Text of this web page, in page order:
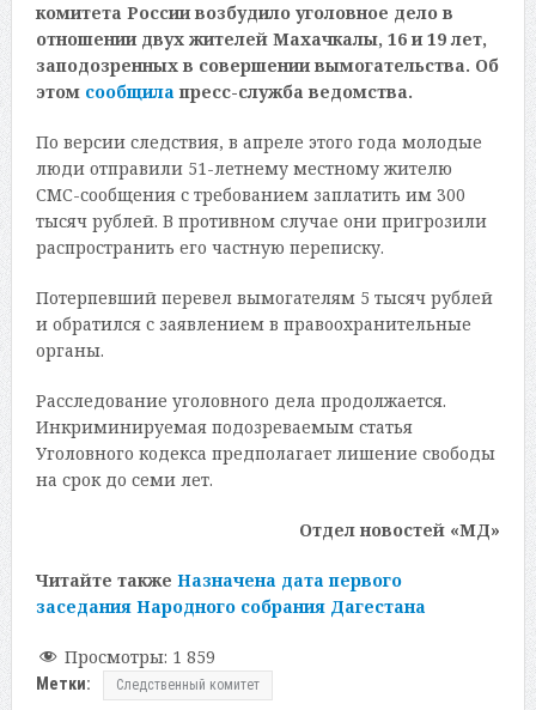
комитета России возбудило уголовное дело в
отношении двух жителей Махачкалы, 16 и 19 лет,
заподозренных в совершении вымогательства. Об
этом сообщила пресс-служба ведомства.
По версии следствия, в апреле этого года молодые
люди отправили 51-летнему местному жителю
СМС-сообщения с требованием заплатить им 300
тысяч рублей. В противном случае они пригрозили
распространить его частную переписку.
Потерпевший перевел вымогателям 5 тысяч рублей
и обратился с заявлением в правоохранительные
органы.
Расследование уголовного дела продолжается.
Инкриминируемая подозреваемым статья
Уголовного кодекса предполагает лишение свободы
на срок до семи лет.
Отдел новостей «МД»
Читайте также Назначена дата первого
заседания Народного собрания Дагестана
Просмотры: 1 859
Метки: Следственный комитет